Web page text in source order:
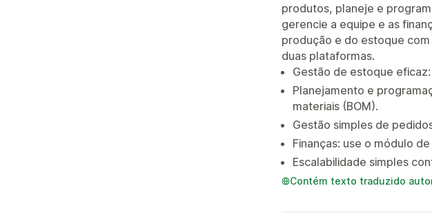
produtos, planeje e
gerencie a equipe e as
produção e do estoque
duas plataformas.
Gestão de estoque
Planejamento e
materiais (BOM).
Gestão simples de
Finanças: use o módulo
Escalabilidade simples
Contém texto traduzido